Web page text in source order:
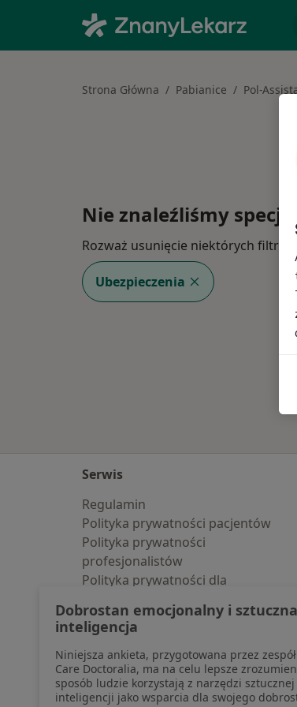
Strona Główna Pabianice Pol-
Nie znaleźliśmy
Rozważ usunięcie niektórych filtrów:
Ubezpieczenia
Serwis
Regulamin
Polityka prywatności pacjentów
Polityka prywatności
profesjonalistów
Polityka prywatności dla
pozyskaliśmy samodzielnie
Polityka cookies
Jak działają wyniki wyszukiwania
Dostępność
O nas
Dobrostan emocjonalny i sztuczna
inteligencja
Niniejsza ankieta, przygotowana przez
Care Doctoralia, ma na celu lepsze
sposób ludzie korzystają z narzędzi sztucznej
inteligencji jako wsparcia dla swojego